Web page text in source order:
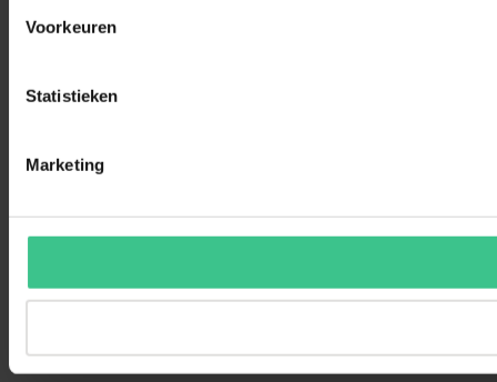
Voorkeuren
Statistieken
Marketing